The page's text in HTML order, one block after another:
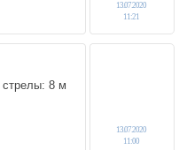
13.07.2020
11:21
стрелы: 8 м
13.07.2020
11:00